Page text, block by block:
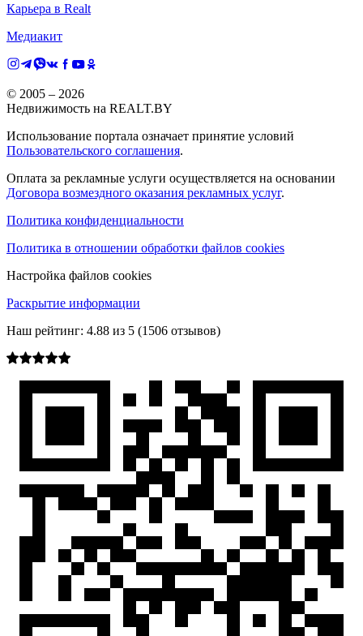
Карьера в Realt
Медиакит
© 2005 – 2026
Недвижимость на REALT.BY
Использование портала означает принятие условий
Пользовательского соглашения.
Оплата за рекламные услуги осуществляется на основании
Договора возмездного оказания рекламных услуг.
Политика конфиденциальности
Политика в отношении обработки файлов cookies
Настройка файлов cookies
Раскрытие информации
Наш рейтинг: 4.88 из 5 (1506 отзывов)